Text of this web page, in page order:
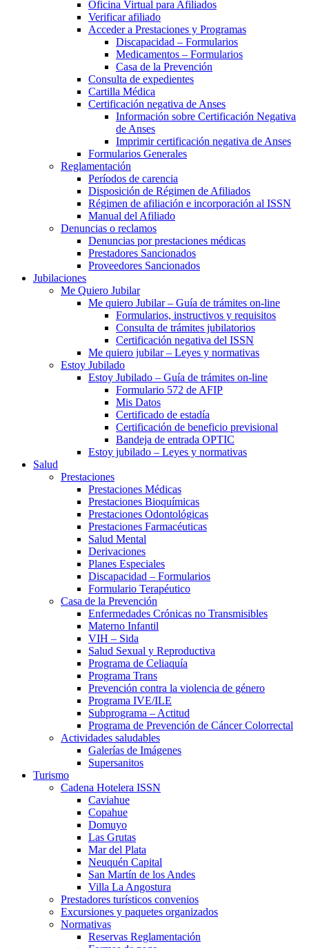
Oficina Virtual para Afiliados
Verificar afiliado
Acceder a Prestaciones y Programas
Discapacidad – Formularios
Medicamentos – Formularios
Casa de la Prevención
Consulta de expedientes
Cartilla Médica
Certificación negativa de Anses
Información sobre Certificación Negativa
de Anses
Imprimir certificación negativa de Anses
Formularios Generales
Reglamentación
Períodos de carencia
Disposición de Régimen de Afiliados
Régimen de afiliación e incorporación al ISSN
Manual del Afiliado
Denuncias o reclamos
Denuncias por prestaciones médicas
Prestadores Sancionados
Proveedores Sancionados
Jubilaciones
Me Quiero Jubilar
Me quiero Jubilar – Guía de trámites on-line
Formularios, instructivos y requisitos
Consulta de trámites jubilatorios
Certificación negativa del ISSN
Me quiero jubilar – Leyes y normativas
Estoy Jubilado
Estoy Jubilado – Guía de trámites on-line
Formulario 572 de AFIP
Mis Datos
Certificado de estadía
Certificación de beneficio previsional
Bandeja de entrada OPTIC
Estoy jubilado – Leyes y normativas
Salud
Prestaciones
Prestaciones Médicas
Prestaciones Bioquímicas
Prestaciones Odontológicas
Prestaciones Farmacéuticas
Salud Mental
Derivaciones
Planes Especiales
Discapacidad – Formularios
Formulario Terapéutico
Casa de la Prevención
Enfermedades Crónicas no Transmisibles
Materno Infantil
VIH – Sida
Salud Sexual y Reproductiva
Programa de Celiaquía
Programa Trans
Prevención contra la violencia de género
Programa IVE/ILE
Subprograma – Actitud
Programa de Prevención de Cáncer Colorrectal
Actividades saludables
Galerías de Imágenes
Supersanitos
Turismo
Cadena Hotelera ISSN
Caviahue
Copahue
Domuyo
Las Grutas
Mar del Plata
Neuquén Capital
San Martín de los Andes
Villa La Angostura
Prestadores turísticos convenios
Excursiones y paquetes organizados
Normativas
Reservas Reglamentación